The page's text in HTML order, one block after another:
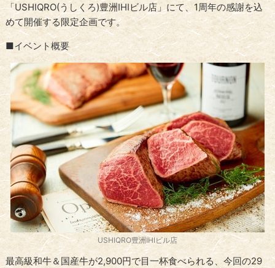
「USHIQRO(うしくろ)豊洲IHIビル店」にて、1周年の感謝を込
めて開催する限定企画です。
■イベント概要
USHIQRO豊洲IHIビル店
最高級和牛＆国産牛が2,900円で目一杯食べられる、今回の29